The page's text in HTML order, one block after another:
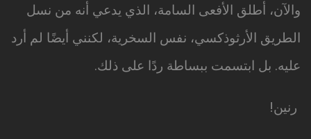
والآن، أطلق الأفعى السامة، الذي يدعي أنه من نسل
الطريق الأرثوذكسي، نفس السخرية، لكنني أيضًا لم أرد
عليه. بل ابتسمت ببساطة ردًا على ذلك.
رنين!